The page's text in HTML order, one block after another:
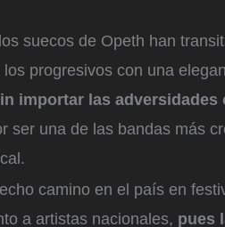
suecos de Opeth han
progresivos con una
importar las adversidades
ser una de las bandas más
camino en el país en
a artistas nacionales, pues